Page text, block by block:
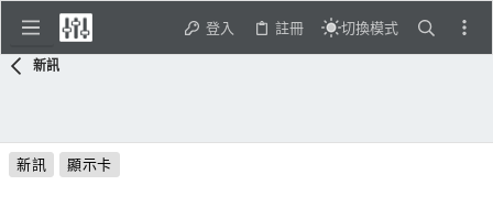
登入 註冊 切換模式
新訊
新訊 顯示卡